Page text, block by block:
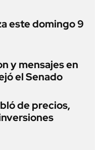
este domingo 9
y mensajes en
el Senado
de precios,